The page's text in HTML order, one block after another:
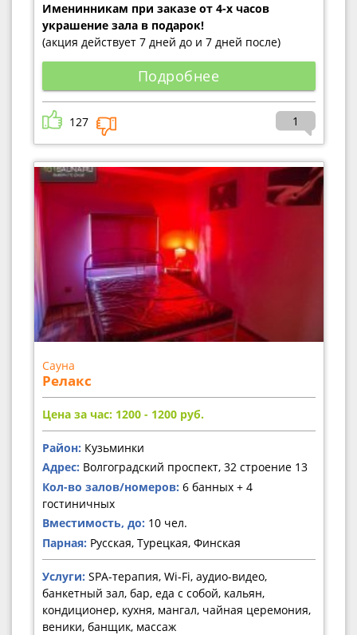
Именинникам при заказе от 4-х часов
украшение зала в подарок!
(акция действует 7 дней до и 7 дней после)
Подробнее
127 1
Сауна
Релакс
Цена за час: 1200 - 1200 руб.
Район: Кузьминки
Адрес: Волгоградский проспект, 32 строение 13
Кол-во залов/номеров: 6 банных + 4
гостиничных
Вместимость, до: 10 чел.
Парная: Русская, Турецкая, Финская
Услуги: SPA-терапия, Wi-Fi, аудио-видео,
банкетный зал, бар, еда с собой, кальян,
кондиционер, кухня, мангал, чайная церемония,
веники, банщик, массаж